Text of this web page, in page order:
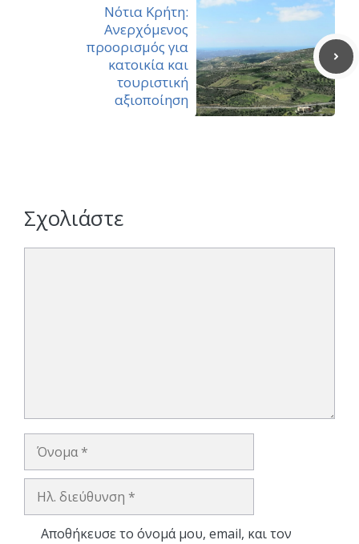
Νότια Κρήτη:
Ανερχόμενος
προορισμός για
κατοικία και
τουριστική
αξιοποίηση
Σχολιάστε
Όνομα
Ηλ.
Αποθήκευσε το όνομά μου, email, και τον